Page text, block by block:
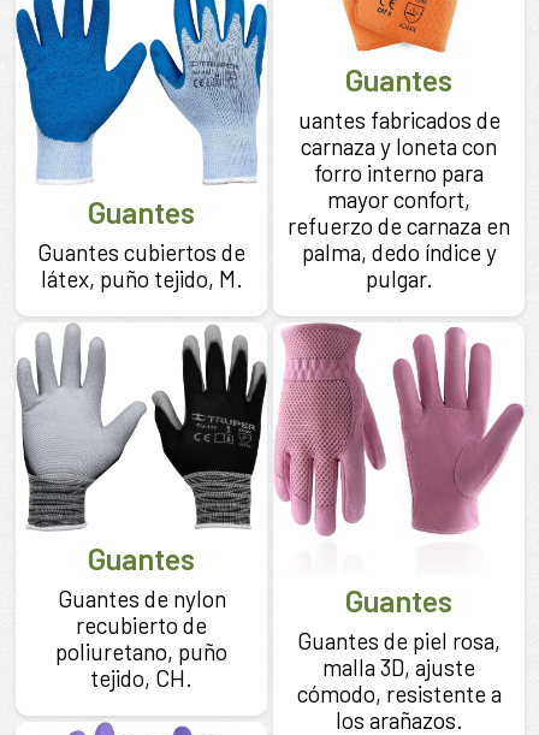
Guantes
uantes fabricados de
carnaza y loneta con
forro interno para
mayor confort,
refuerzo de carnaza en
palma, dedo índice y
pulgar.
Guantes
Guantes cubiertos de
látex, puño tejido, M.
Guantes
Guantes de nylon
recubierto de
poliuretano, puño
tejido, CH.
Guantes
Guantes de piel rosa,
malla 3D, ajuste
cómodo, resistente a
los arañazos.